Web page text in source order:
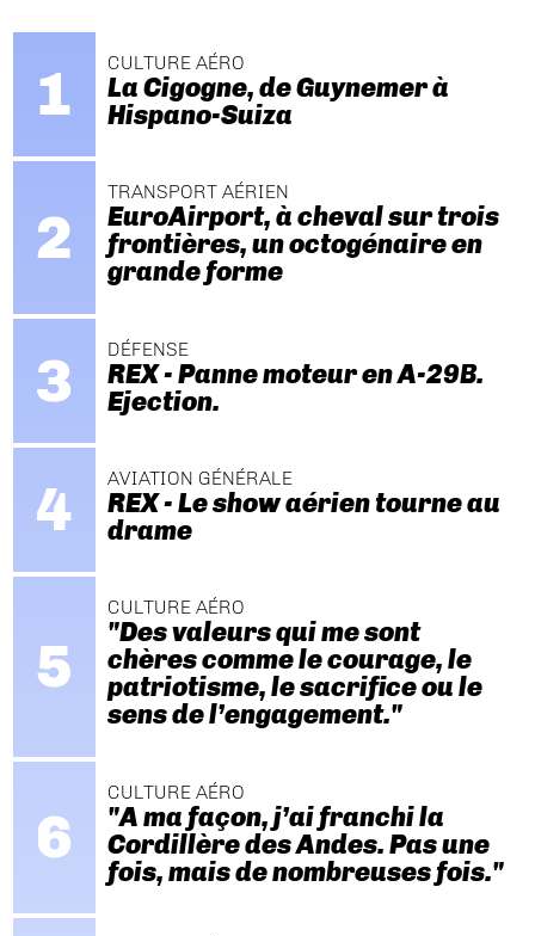
CULTURE AÉRO
La Cigogne, de Guynemer à
Hispano-Suiza
TRANSPORT AÉRIEN
EuroAirport, à cheval sur trois
frontières, un octogénaire en
grande forme
DÉFENSE
REX - Panne moteur en A-29B.
Ejection.
AVIATION GÉNÉRALE
REX - Le show aérien tourne au
drame
CULTURE AÉRO
"Des valeurs qui me sont
chères comme le courage, le
patriotisme, le sacrifice ou le
sens de l’engagement."
CULTURE AÉRO
"A ma façon, j’ai franchi la
Cordillère des Andes. Pas une
fois, mais de nombreuses fois."